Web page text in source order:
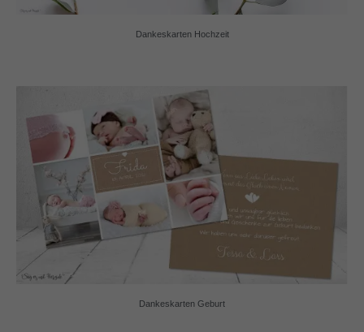
Dankeskarten Hochzeit
Dankeskarten Geburt